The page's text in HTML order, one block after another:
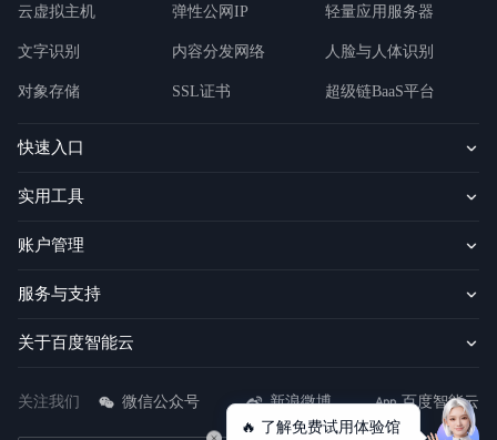
云虚拟主机 弹性公网IP 轻量应用服务器
文字识别 内容分发网络 人脸与人体识别
对象存储 SSL证书 超级链BaaS平台
快速入口
实用工具
账户管理
服务与支持
关于百度智能云
关注我们 微信公众号 新浪微博
百度智能云
🔥 了解免费试用体验馆